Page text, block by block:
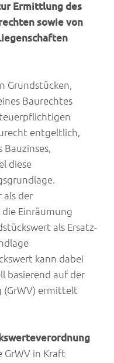
Ermittlung des
sowie von
Grundstücken,
Baurechtes
entgeltlich,
diese
als der
Einräumung
als Ersatz-
kann dabei
basierend auf der
(GrWV) ermittelt
in Kraft